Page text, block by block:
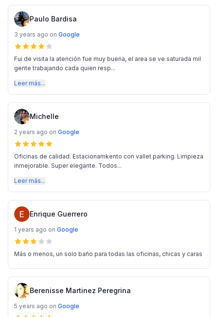
Paulo Bardisa
3 years ago on Google
Fui de visita la atención fue muy buena, el area se ve saturada mil
gente trabajando cada quien resp...
Leer más...
Michelle
2 years ago on Google
Oficinas de calidad. Estacionamkento con vallet parking. Limpieza
inmejorable. Super elegante. Todos...
Leer más...
Enrique Guerrero
1 years ago on Google
Más o menos, un solo baño para todas las oficinas, chicas y caras
Berenisse Martinez Peregrina
5 years ago on Google